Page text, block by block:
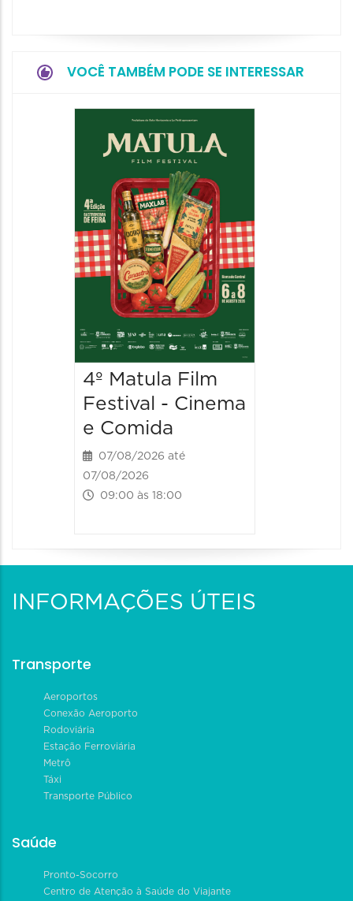
VOCÊ TAMBÉM PODE SE INTERESSAR
4º Matula Film
Festival - Cinema
e Comida
07/08/2026 até
07/08/2026
09:00 às 18:00
INFORMAÇÕES ÚTEIS
Transporte
Aeroportos
Conexão Aeroporto
Rodoviária
Estação Ferroviária
Metrô
Táxi
Transporte Público
Saúde
Pronto-Socorro
Centro de Atenção à Saúde do Viajante